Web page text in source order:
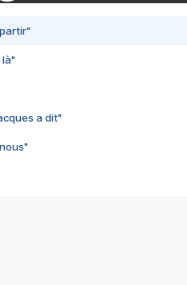
là"
a dit"